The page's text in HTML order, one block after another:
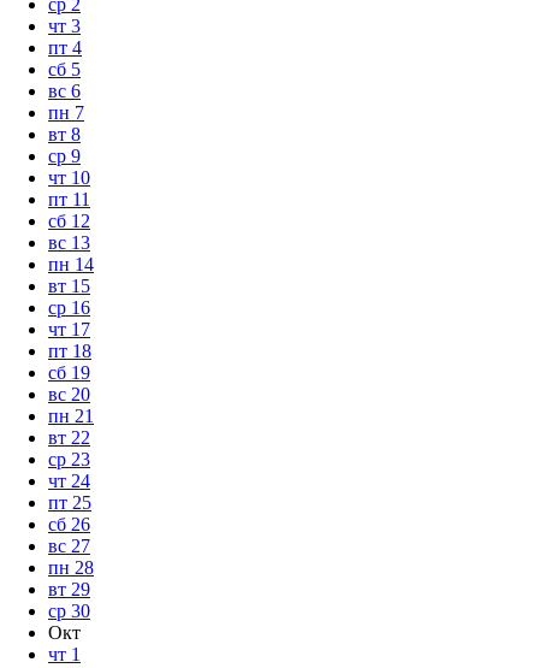
чт 3
пт 4
сб 5
вс 6
пн 7
вт 8
ср 9
чт 10
пт 11
сб 12
вс 13
пн 14
вт 15
ср 16
чт 17
пт 18
сб 19
вс 20
пн 21
вт 22
ср 23
чт 24
пт 25
сб 26
вс 27
пн 28
вт 29
ср 30
Окт
чт 1